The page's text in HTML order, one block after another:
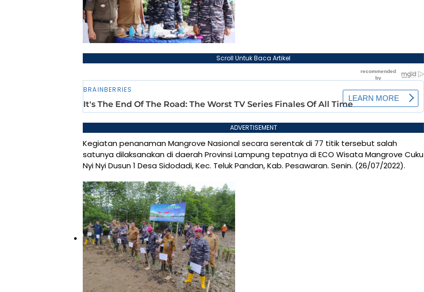
Scroll Untuk Baca Artikel
ADVERTISEMENT
Kegiatan penanaman Mangrove Nasional secara serentak di 77 titik tersebut salah
satunya dilaksanakan di daerah Provinsi Lampung tepatnya di ECO Wisata Mangrove Cuku
Nyi Nyi Dusun 1 Desa Sidodadi, Kec. Teluk Pandan, Kab. Pesawaran. Senin. (26/07/2022).